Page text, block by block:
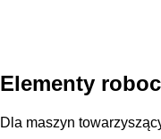
Elementy
Dla maszyn